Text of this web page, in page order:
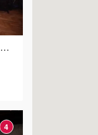
Håndverkeren Konferanse og Selskapslokaler - Festsalen
4